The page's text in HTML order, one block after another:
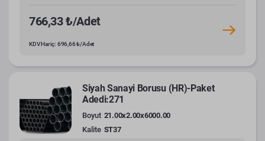
766,33 ₺/Adet
KDV Hariç: 696,66 ₺/Adet
Siyah Sanayi Borusu (HR)-Paket
Adedi:271
Boyut 21.00x2.00x6000.00
Kalite ST37